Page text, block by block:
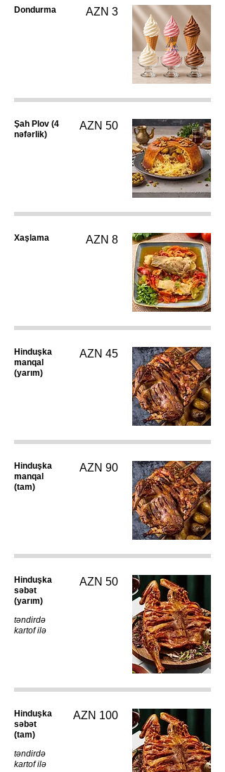
Dondurma AZN 3
Şah Plov (4
nəfərlik)
AZN 50
Xaşlama AZN 8
Hinduşka
manqal
(yarım)
AZN 45
Hinduşka
manqal
(tam)
AZN 90
Hinduşka
səbət
(yarım)
təndirdə
kartof ilə
AZN 50
Hinduşka
səbət
(tam)
təndirdə
kartof ilə
AZN 100